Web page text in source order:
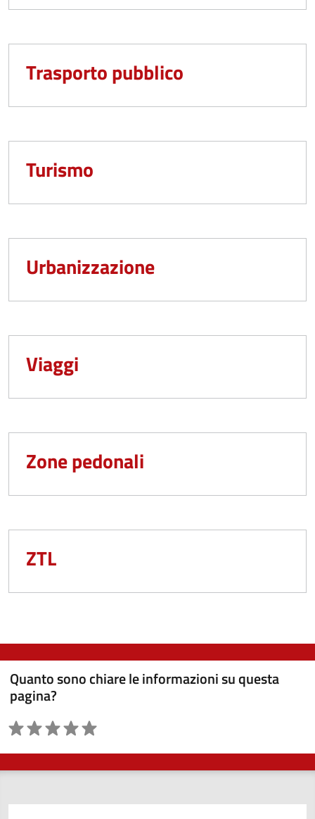
Trasporto pubblico
Turismo
Urbanizzazione
Viaggi
Zone pedonali
ZTL
Quanto sono chiare le informazioni su questa
pagina?
Valutazione